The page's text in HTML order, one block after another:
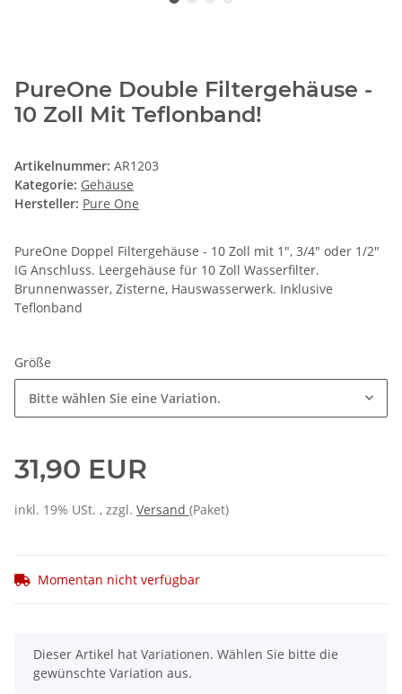
PureOne Double Filtergehäuse -
10 Zoll Mit Teflonband!
Artikelnummer: AR1203
Kategorie: Gehäuse
Hersteller: Pure One
PureOne Doppel Filtergehäuse - 10 Zoll mit 1", 3/4" oder 1/2"
IG Anschluss. Leergehäuse für 10 Zoll Wasserfilter.
Brunnenwasser, Zisterne, Hauswasserwerk. Inklusive
Teflonband
Größe
Bitte wählen Sie eine Variation.
31,90 EUR
inkl. 19% USt. , zzgl. Versand (Paket)
Momentan nicht verfügbar
x
Dieser Artikel hat Variationen. Wählen Sie bitte die
gewünschte Variation aus.